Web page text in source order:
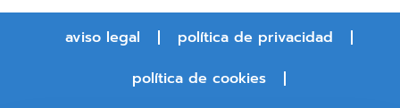
aviso legal
política de privacidad
política de cookies